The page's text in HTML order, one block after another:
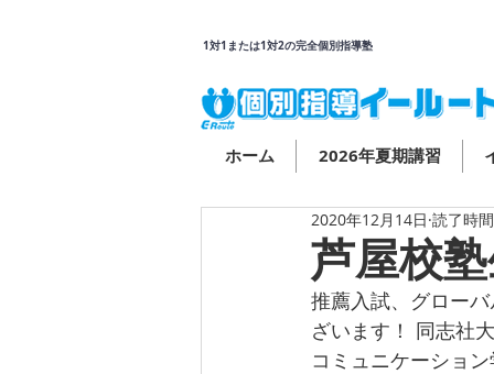
1対1または1対2の完全個別指導塾
ホーム 2026年夏期講習
芦屋校
2020年12月14日 読了時
推薦入試、グロー
ざいます！ 同志社
コミュニケーショ